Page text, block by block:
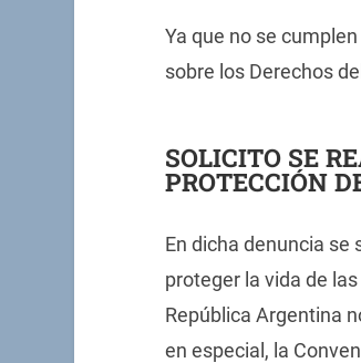
Ya que no se
sobre los Derechos
SOLICITO SE
PROTECCIÓN
En dicha denuncia se
proteger la vida de
República Argentina
en especial, la